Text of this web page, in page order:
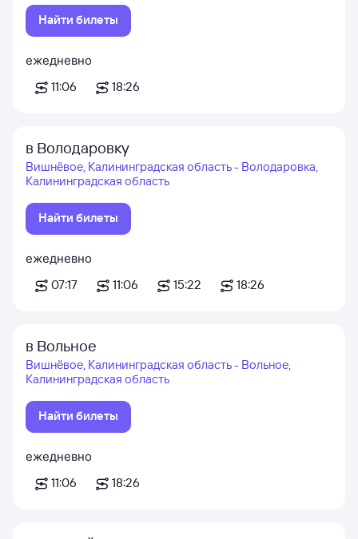
Найти билеты
ежедневно
11:06
18:26
в Володаровку
Вишнёвое, Калининградская область - Володаровка,
Калининградская область
Найти билеты
ежедневно
07:17
11:06 15:22 18:26
в Вольное
Вишнёвое, Калининградская область - Вольное,
Калининградская область
Найти билеты
ежедневно
11:06
18:26